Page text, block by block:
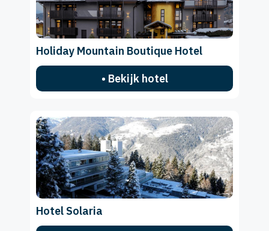
Holiday Mountain Boutique Hotel
• Bekijk hotel
Hotel Solaria